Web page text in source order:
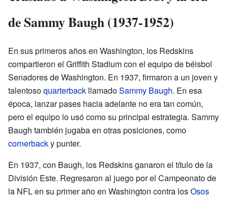
de Sammy Baugh (1937-1952)
En sus primeros años en Washington, los Redskins
compartieron el Griffith Stadium con el equipo de béisbol
Senadores de Washington. En 1937, firmaron a un joven y
talentosoquarterback llamadoSammy Baugh. En esa
época, lanzar pases hacia adelante no era tan común,
pero el equipo lo usó como su principal estrategia. Sammy
Baugh también jugaba en otras posiciones, como
cornerbacky punter.
En 1937, con Baugh, los Redskins ganaron el título de la
División Este. Regresaron al juego por el Campeonato de
la NFL en su primer año en Washington contra losOsos